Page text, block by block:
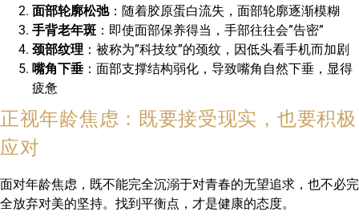
面部轮廓松弛：随着胶原蛋白流失，面部轮廓逐渐模糊
手背老年斑 ：即使面部保养得当，手部往往会”告密”
颈部纹理 ：被称为”科技纹”的颈纹，因低头看手机而加剧
嘴角下垂 ：面部支撑结构弱化，导致嘴角自然下垂，显得
疲惫
正视年龄焦虑：既要接受现实，也要积极
应对
面对年龄焦虑，既不能完全沉溺于对青春的无望追求，也不必完
全放弃对美的坚持。找到平衡点，才是健康的态度。